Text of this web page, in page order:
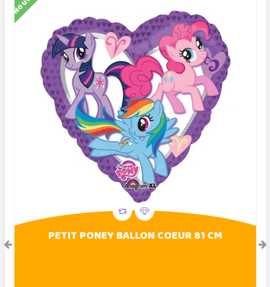
PETIT PONEY BALLON COEUR 81 CM